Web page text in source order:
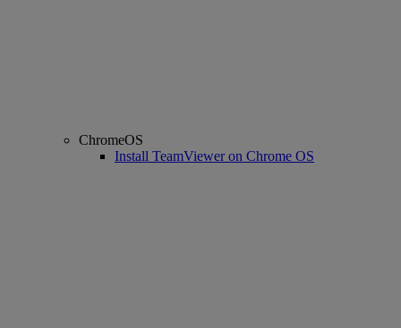
ChromeOS
Install TeamViewer on Chrome OS